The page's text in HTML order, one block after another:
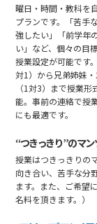
曜日・時間・教科を
プランです。「苦手
強したい」「前学年
い」など、個々の目
授業設定が可能です
対1）から兄弟姉妹
（1対3）まで授業
能。事前の連絡で授
にも最適です。
“つきっきり”のマ
授業はつきっきりの
向き合い、苦手な分
ます。また、ご希望
名料を頂きます。）